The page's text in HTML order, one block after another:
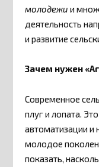
молодежи и
деятельность
и развитие
Зачем нужен
Современное
плуг и лопата.
автоматизации и
молодое
показать,